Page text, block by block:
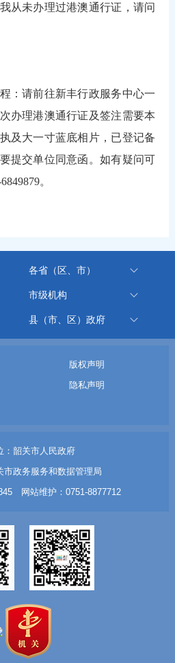
从未办理过港澳通行证，请问
请前往新丰行政服务中心一
办理港澳通行证及签注需要本
及大一寸蓝底相片，已登记备
提交单位同意函。如有疑问可
。
各省（区、市）
市级机构
县（市、区）政府
版权声明
隐私声明
：韶关市人民政府
市政务服务和数据管理局
网站维护：0751-8877712